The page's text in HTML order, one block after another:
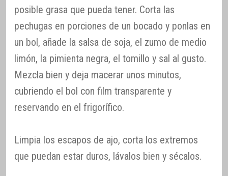
posible grasa que pueda tener. Corta las
pechugas en porciones de un bocado y ponlas en
un bol, añade la salsa de soja, el zumo de medio
limón, la pimienta negra, el tomillo y sal al gusto.
Mezcla bien y deja macerar unos minutos,
cubriendo el bol con film transparente y
reservando en el frigorífico.
Limpia los escapos de ajo, corta los extremos
que puedan estar duros, lávalos bien y sécalos.